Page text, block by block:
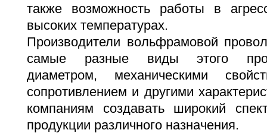
также возможность работы в
высоких температурах.
Производители вольфрамовой
самые разные виды этого
диаметром, механическими
сопротивлением и другими
компаниям создавать широкий
продукции различного назначения.